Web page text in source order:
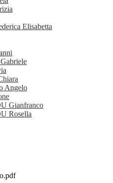
Elisabetta
Angelo
Gianfranco
Rosella